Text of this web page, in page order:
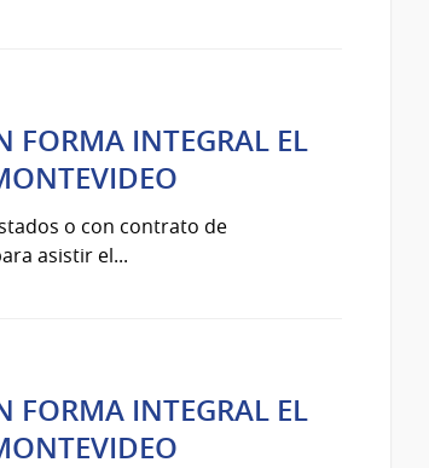
FORMA INTEGRAL EL
o con contrato de
asistir el...
FORMA INTEGRAL EL